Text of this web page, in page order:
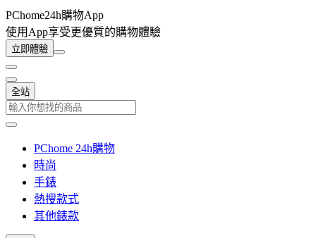
PChome24h購物App
使用App享受更優質的購物體驗
立即體驗
全站
PChome 24h購物
時尚
手錶
熱搜款式
其他錶款